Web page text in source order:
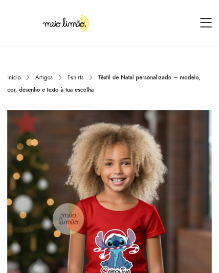
Início Artigos T-shirts
Têxtil de Natal personalizado – modelo,
cor, desenho e texto à tua escolha